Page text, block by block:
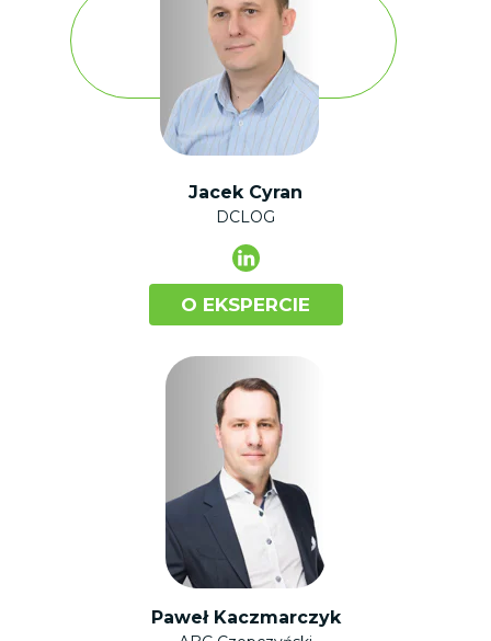
O EKSPERCIE
Jacek Cyran
DCLOG
Paweł Kaczmarczyk